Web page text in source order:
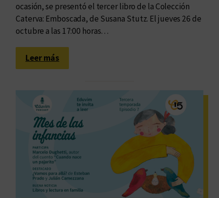
ocasión, se presentó el tercer libro de la Colección
Caterva: Emboscada, de Susana Stutz. El jueves 26 de
octubre a las 17:00 horas…
Leer más:
O
a
r
a
l
T
u